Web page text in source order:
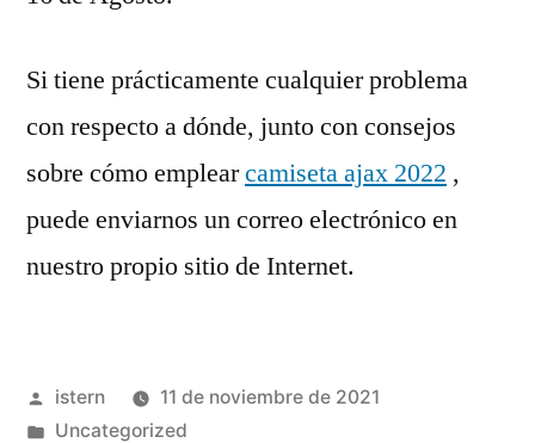
Si tiene prácticamente cualquier problema
con respecto a dónde, junto con consejos
sobre cómo emplearcamiseta ajax 2022 ,
puede enviarnos un correo electrónico en
nuestro propio sitio de Internet.
Publicado
por
istern
11 de noviembre de 2021
Publicado
Uncategorized